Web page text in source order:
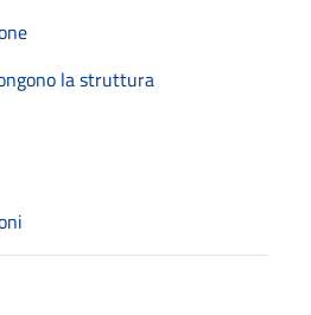
la struttura